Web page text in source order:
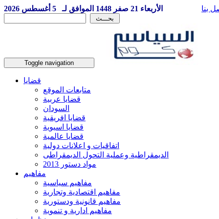
بنا الأربعاء 21 صفر 1448 الموافق لـ 5 أغسطس 2026
Toggle navigation
قضايا
متابعات الموقع
قضايا عربية
السودان
قضايا افريقية
قضايا اسيوية
قضايا عالمية
اتفاقيات و اعلانات دولية
الديمقراطية وعملية التحول الديمقراطى
مواد دستور 2013
مفاهيم
مفاهيم سياسية
مفاهيم اقتصادية وتجارية
مفاهيم قانونية ودستورية
مفاهيم ادارية و تنموية